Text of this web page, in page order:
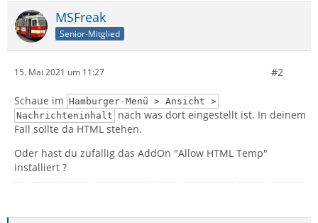
MSFreak
Senior-Mitglied
15. Mai 2021 um 11:27 #2
Schaue im Hamburger-Menü > Ansicht >
Nachrichteninhalt nach was dort eingestellt ist. In deinem
Fall sollte da HTML stehen.
Oder hast du zufällig das AddOn "Allow HTML Temp"
installiert ?